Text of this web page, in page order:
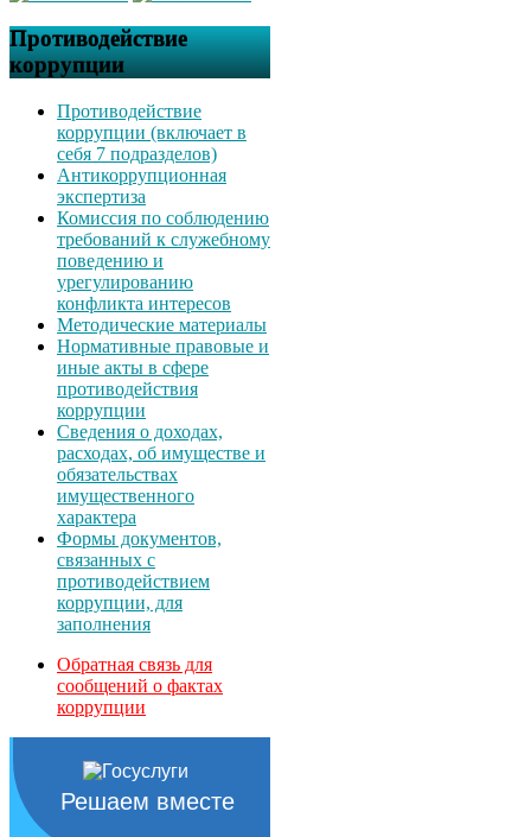
Противодействие
коррупции
Противодействие
коррупции (включает в
себя 7 подразделов)
Антикоррупционная
экспертиза
Комиссия по соблюдению
требований к служебному
поведению и
урегулированию
конфликта интересов
Методические материалы
Нормативные правовые и
иные акты в сфере
противодействия
коррупции
Сведения о доходах,
расходах, об имуществе и
обязательствах
имущественного
характера
Формы документов,
связанных с
противодействием
коррупции, для
заполнения
Обратная связь для
сообщений о фактах
коррупции
Решаем вместе